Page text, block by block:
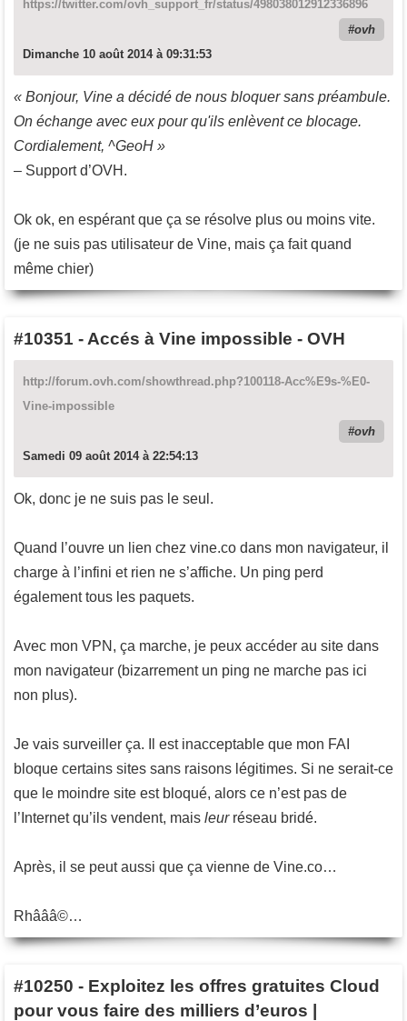
https://twitter.com/ovh_support_fr/status/498038012912336896
ovh
Dimanche 10 août 2014 à 09:31:53
« Bonjour, Vine a décidé de nous bloquer sans préambule.
On échange avec eux pour qu'ils enlèvent ce blocage.
Cordialement, ^GeoH »
– Support d’OVH.
Ok ok, en espérant que ça se résolve plus ou moins vite.
(je ne suis pas utilisateur de Vine, mais ça fait quand
même chier)
#10351 - Accés à Vine impossible - OVH
http://forum.ovh.com/showthread.php?100118-Acc%E9s-%E0-
Vine-impossible
ovh
Samedi 09 août 2014 à 22:54:13
Ok, donc je ne suis pas le seul.
Quand l’ouvre un lien chez vine.co dans mon navigateur, il
charge à l’infini et rien ne s’affiche. Un ping perd
également tous les paquets.
Avec mon VPN, ça marche, je peux accéder au site dans
mon navigateur (bizarrement un ping ne marche pas ici
non plus).
Je vais surveiller ça. Il est inacceptable que mon FAI
bloque certains sites sans raisons légitimes. Si ne serait-ce
que le moindre site est bloqué, alors ce n’est pas de
l’Internet qu’ils vendent, mais leurréseau bridé.
Après, il se peut aussi que ça vienne de Vine.co…
Rhâââ©…
#10250 - Exploitez les offres gratuites Cloud
pour vous faire des milliers d’euros |